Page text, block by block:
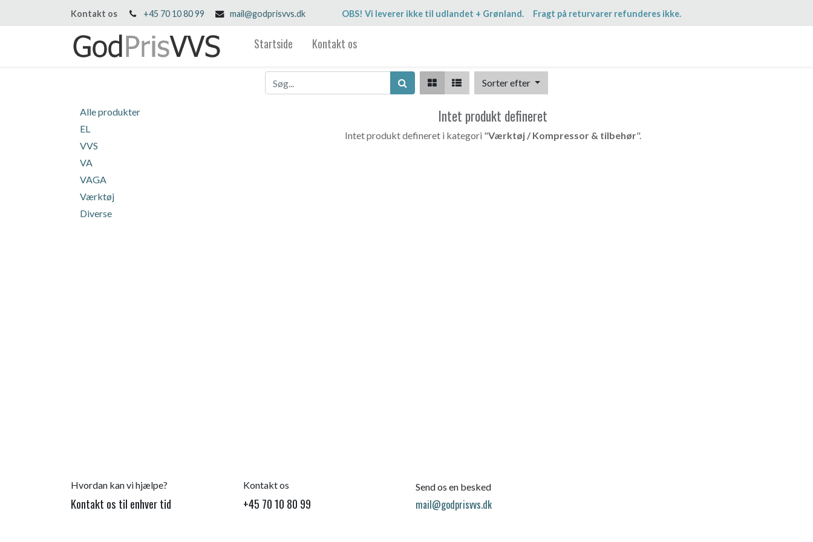
Kontakt os +45 70 10 80 99 mail@godprisvvs.dk OBS! Vi leverer ikke til udlandet + Grønland. Fragt på returvarer refunderes ikke.
Startside Kontakt os
Sorter efter
Alle produkter
EL
VVS
VA
VAGA
Værktøj
Diverse
Intet produkt defineret
Intet produkt defineret i kategori "Værktøj / Kompressor & tilbehør".
Hvordan kan vi hjælpe?
Kontakt os til enhver tid
Kontakt os
+45 70 10 80 99
Send os en besked
mail@godprisvvs.dk